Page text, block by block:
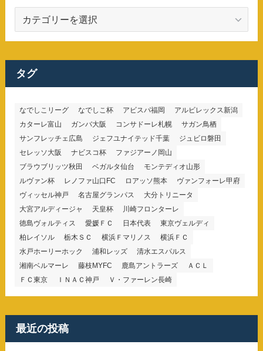
ゴ
リ
ー
タグ
なでしこリーグ なでしこ杯 アビスパ福岡
アルビレックス新潟
カターレ富山
ガンバ大阪 コンサドーレ札幌
サガン鳥栖
サンフレッチェ広島
ジェフユナイテッド千葉
ジュビロ磐田
セレッソ大阪
ナビスコ杯
ファジアーノ岡山
ブラウブリッツ秋田
ベガルタ仙台
モンテディオ山形
ルヴァン杯
レノファ山口FC ロアッソ熊本
ヴァンフォーレ甲府
ヴィッセル神戸
名古屋グランパス
大分トリニータ
大宮アルディージャ
天皇杯
川崎フロンターレ
徳島ヴォルティス
愛媛ＦＣ 日本代表
東京ヴェルディ
柏レイソル
栃木ＳＣ 横浜Ｆマリノス
横浜ＦＣ
水戸ホーリーホック
浦和レッズ
清水エスパルス
湘南ベルマーレ
藤枝MYFC 鹿島アントラーズ
ＡＣＬ
ＦＣ東京
ＩＮＡＣ神戸 Ｖ・ファーレン長崎
最近の投稿